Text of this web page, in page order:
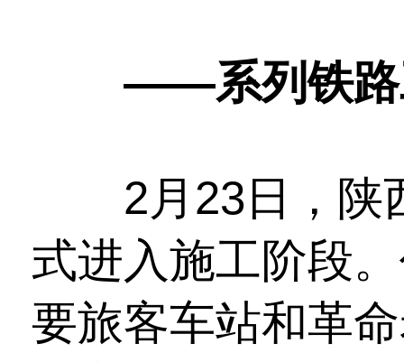
——系列铁路
2月23日，陕
式进入施工阶段
要旅客车站和革